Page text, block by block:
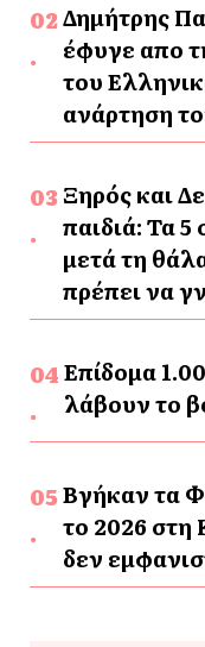
Δημήτρης
έφυγε απο
του
ανάρτηση
Ξηρός και
παιδιά: Τα 5 σημάδια ακόμη και ώρες
μετά τη
πρέπει να
Επίδομα
λάβουν το
Βγήκαν τα
το 2026 στη
δεν